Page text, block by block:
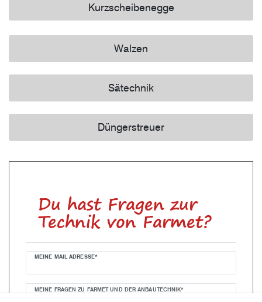
Kurzscheibenegge
Walzen
Sätechnik
Düngerstreuer
Du hast Fragen zur
Technik von Farmet?
MEINE MAIL ADRESSE*
MEINE FRAGEN ZU FARMET UND DER ANBAUTECHNIK*